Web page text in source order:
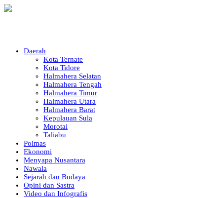
Daerah
Kota Ternate
Kota Tidore
Halmahera Selatan
Halmahera Tengah
Halmahera Timur
Halmahera Utara
Halmahera Barat
Kepulauan Sula
Morotai
Taliabu
Polmas
Ekonomi
Menyapa Nusantara
Nawala
Sejarah dan Budaya
Opini dan Sastra
Video dan Infografis